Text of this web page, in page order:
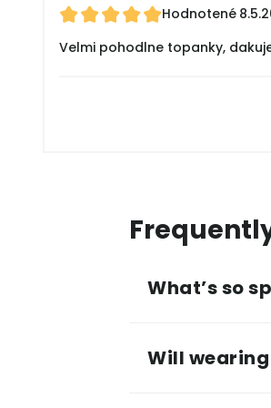
Hodnotené
Velmi pohodlne topanky,
What’s so
Will